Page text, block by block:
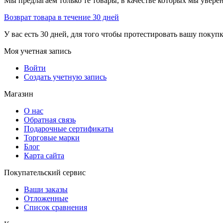
Возврат товара в течение 30 дней
У вас есть 30 дней, для того чтобы протестировать вашу
Моя учетная запись
Войти
Создать учетную запись
Магазин
О нас
Обратная связь
Подарочные сертификаты
Торговые марки
Блог
Карта сайта
Покупательский сервис
Ваши заказы
Отложенные
Список сравнения